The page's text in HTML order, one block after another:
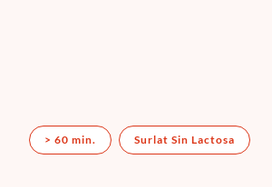
> 60 min. Surlat Sin Lactosa